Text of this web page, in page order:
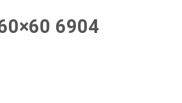
6904